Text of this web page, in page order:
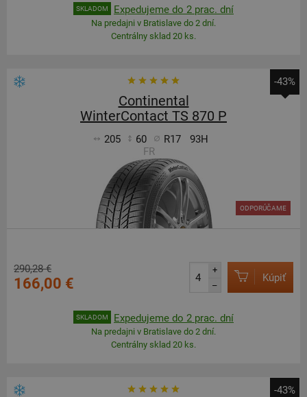
SKLADOM Expedujeme do 2 prac. dní
Na predajni v Bratislave do 2 dní.
Centrálny sklad 20 ks.
-43%
Continental
WinterContact TS 870 P
205 60 R17
93H
FR
ODPORÚČAME
290,28 €
166,00 €
+
–
Kúpiť
SKLADOM Expedujeme do 2 prac. dní
Na predajni v Bratislave do 2 dní.
Centrálny sklad 20 ks.
-43%